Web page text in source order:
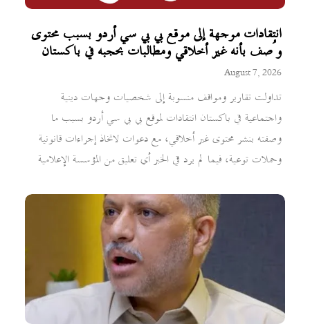
انتقادات موجهة إلى موقع بي بي سي أردو بسبب محتوى
وُصف بأنه غير أخلاقي ومطالبات بحجبه في باكستان
August 7, 2026
تداولت تقارير ومواقف منسوبة إلى شخصيات وجهات دينية
واجتماعية في باكستان انتقادات لموقع بي بي سي أردو بسبب ما
وصفته بنشر محتوى غير أخلاقي، مع دعوات لاتخاذ إجراءات قانونية
وحملات توعية، فيما لم يرد في الخبر أي تعليق من المؤسسة الإعلامية